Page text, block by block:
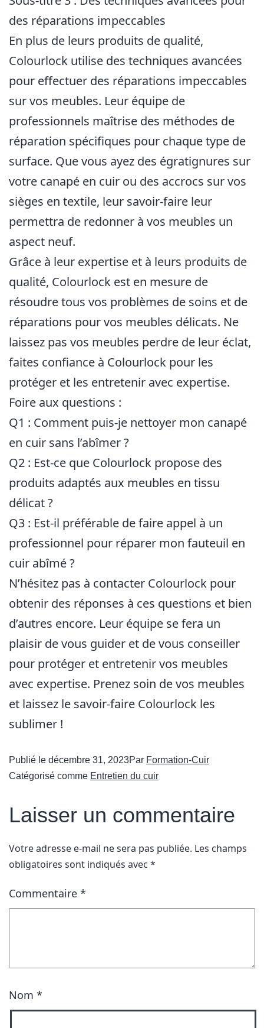
des réparations impeccables
En plus de leurs produits de qualité,
Colourlock utilise des techniques avancées
pour effectuer des réparations impeccables
sur vos meubles. Leur équipe de
professionnels maîtrise des méthodes de
réparation spécifiques pour chaque type de
surface. Que vous ayez des égratignures sur
votre canapé en cuir ou des accrocs sur vos
sièges en textile, leur savoir-faire leur
permettra de redonner à vos meubles un
aspect neuf.
Grâce à leur expertise et à leurs produits de
qualité, Colourlock est en mesure de
résoudre tous vos problèmes de soins et de
réparations pour vos meubles délicats. Ne
laissez pas vos meubles perdre de leur éclat,
faites confiance à Colourlock pour les
protéger et les entretenir avec expertise.
Foire aux questions :
Q1 : Comment puis-je nettoyer mon canapé
en cuir sans l’abîmer ?
Q2 : Est-ce que Colourlock propose des
produits adaptés aux meubles en tissu
délicat ?
Q3 : Est-il préférable de faire appel à un
professionnel pour réparer mon fauteuil en
cuir abîmé ?
N’hésitez pas à contacter Colourlock pour
obtenir des réponses à ces questions et bien
d’autres encore. Leur équipe se fera un
plaisir de vous guider et de vous conseiller
pour protéger et entretenir vos meubles
avec expertise. Prenez soin de vos meubles
et laissez le savoir-faire Colourlock les
sublimer !
Publié le décembre 31, 2023Par Formation-Cuir
Catégorisé comme Entretien du cuir
Laisser un commentaire
Votre adresse e-mail ne sera pas publiée. Les champs
obligatoires sont indiqués avec *
Commentaire *
Nom *